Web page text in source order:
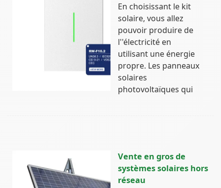
En choisissant le kit
solaire, vous allez
pouvoir produire de
l''électricité en
utilisant une énergie
propre. Les panneaux
solaires
photovoltaïques qui
Vente en gros de
systèmes solaires hors
réseau